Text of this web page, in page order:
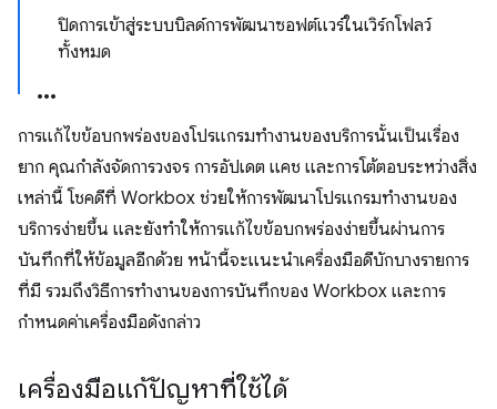
ปิดการเข้าสู่ระบบบิลด์การพัฒนาซอฟต์แวร์ในเวิร์กโฟลว์
ทั้งหมด
การแก้ไขข้อบกพร่องของโปรแกรมทำงานของบริการนั้นเป็นเรื่อง
ยาก คุณกำลังจัดการวงจร การอัปเดต แคช และการโต้ตอบระหว่างสิ่ง
เหล่านี้ โชคดีที่ Workbox ช่วยให้การพัฒนาโปรแกรมทำงานของ
บริการง่ายขึ้น และยังทำให้การแก้ไขข้อบกพร่องง่ายขึ้นผ่านการ
บันทึกที่ให้ข้อมูลอีกด้วย หน้านี้จะแนะนำเครื่องมือดีบักบางรายการ
ที่มี รวมถึงวิธีการทำงานของการบันทึกของ Workbox และการ
กำหนดค่าเครื่องมือดังกล่าว
เครื่องมือแก้ปัญหาที่ใช้ได้